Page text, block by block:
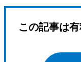
この記事は有